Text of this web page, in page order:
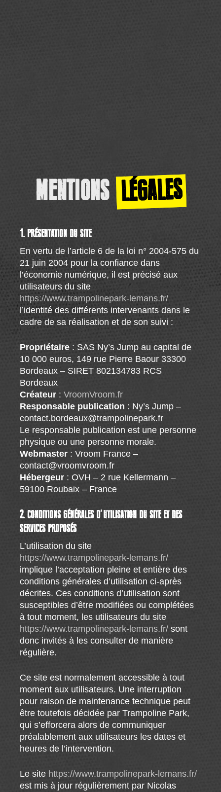
MENTIONS LÉGALES
1. PRÉSENTATION DU SITE
En vertu de l’article 6 de la loi n° 2004-575 du
21 juin 2004 pour la confiance dans
l’économie numérique, il est précisé aux
utilisateurs du site
https://www.trampolinepark-lemans.fr/
l’identité des différents intervenants dans le
cadre de sa réalisation et de son suivi :
Propriétaire : SAS Ny’s Jump au capital de
10 000 euros, 149 rue Pierre Baour 33300
Bordeaux – SIRET 802134783 RCS
Bordeaux
Créateur :VroomVroom.fr
Responsable publication : Ny’s Jump –
contact.bordeaux@trampolinepark.fr
Le responsable publication est une personne
physique ou une personne morale.
Webmaster : Vroom France –
contact@vroomvroom.fr
Hébergeur : OVH – 2 rue Kellermann –
59100 Roubaix – France
2. CONDITIONS GÉNÉRALES D’UTILISATION DU SITE ET DES
SERVICES PROPOSÉS
L’utilisation du site
https://www.trampolinepark-lemans.fr/
implique l’acceptation pleine et entière des
conditions générales d’utilisation ci-après
décrites. Ces conditions d’utilisation sont
susceptibles d’être modifiées ou complétées
à tout moment, les utilisateurs du site
https://www.trampolinepark-lemans.fr/ sont
donc invités à les consulter de manière
régulière.
Ce site est normalement accessible à tout
moment aux utilisateurs. Une interruption
pour raison de maintenance technique peut
être toutefois décidée par Trampoline Park,
qui s’efforcera alors de communiquer
préalablement aux utilisateurs les dates et
heures de l’intervention.
Le site https://www.trampolinepark-lemans.fr/
est mis à jour régulièrement par Nicolas